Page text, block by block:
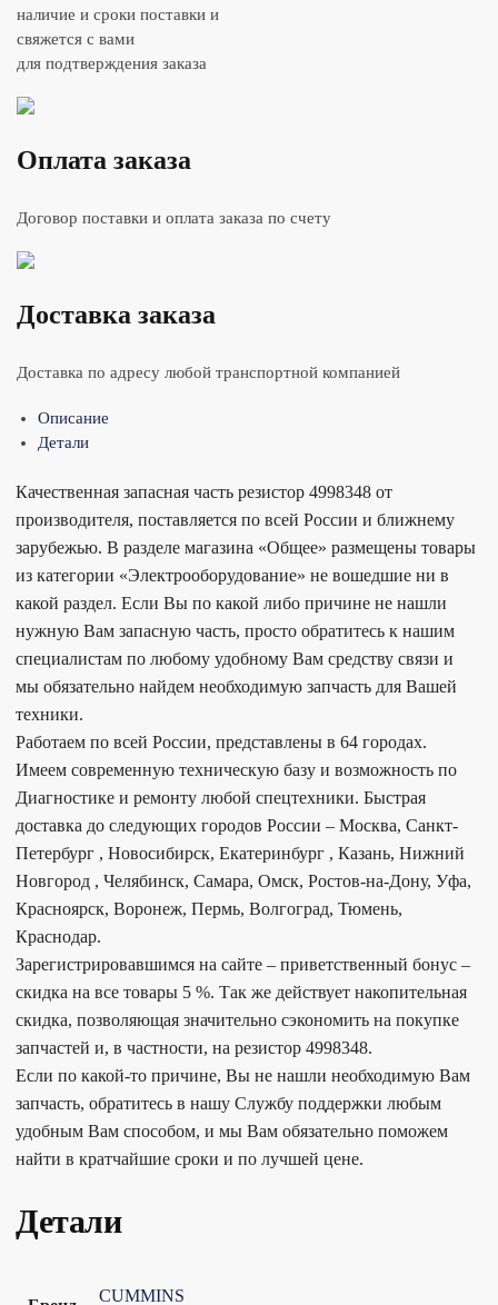
наличие и сроки поставки и
свяжется с вами
для подтверждения заказа
Оплата заказа
Договор поставки и оплата заказа по счету
Доставка заказа
Доставка по адресу любой транспортной компанией
Описание
Детали
Качественная запасная часть резистор 4998348 от
производителя, поставляется по всей России и ближнему
зарубежью. В разделе магазина «Общее» размещены товары
из категории «Электрооборудование» не вошедшие ни в
какой раздел. Если Вы по какой либо причине не нашли
нужную Вам запасную часть, просто обратитесь к нашим
специалистам по любому удобному Вам средству связи и
мы обязательно найдем необходимую запчасть для Вашей
техники.
Работаем по всей России, представлены в 64 городах.
Имеем современную техническую базу и возможность по
Диагностике и ремонту любой спецтехники. Быстрая
доставка до следующих городов России – Москва, Санкт-
Петербург , Новосибирск, Екатеринбург , Казань, Нижний
Новгород , Челябинск, Самара, Омск, Ростов-на-Дону, Уфа,
Красноярск, Воронеж, Пермь, Волгоград, Тюмень,
Краснодар.
Зарегистрировавшимся на сайте – приветственный бонус –
скидка на все товары 5 %. Так же действует накопительная
скидка, позволяющая значительно сэкономить на покупке
запчастей и, в частности, на резистор 4998348.
Если по какой-то причине, Вы не нашли необходимую Вам
запчасть, обратитесь в нашу Службу поддержки любым
удобным Вам способом, и мы Вам обязательно поможем
найти в кратчайшие сроки и по лучшей цене.
Детали
CUMMINS